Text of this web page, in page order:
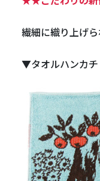
繊細に織り上げ
▼タオルハンカチ